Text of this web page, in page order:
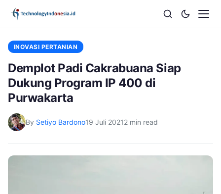
INOVASI PERTANIAN
Demplot Padi Cakrabuana Siap
Dukung Program IP 400 di
Purwakarta
By Setiyo Bardono19 Juli 20212 min read